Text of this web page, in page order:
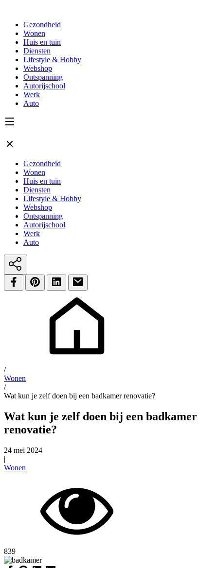
Gezondheid
Wonen
Huis en tuin
Diensten
Lifestyle & Hobby
Webshop
Ontspanning
Autorijschool
Werk
Auto
Gezondheid
Wonen
Huis en tuin
Diensten
Lifestyle & Hobby
Webshop
Ontspanning
Autorijschool
Werk
Auto
/
Wonen
/
Wat kun je zelf doen bij een badkamer renovatie?
Wat kun je zelf doen bij een badkamer
renovatie?
24 mei 2024
|
Wonen
839